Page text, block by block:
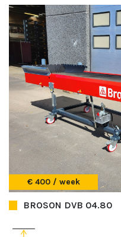
€ 400 / week
BROSON DVB 04.80